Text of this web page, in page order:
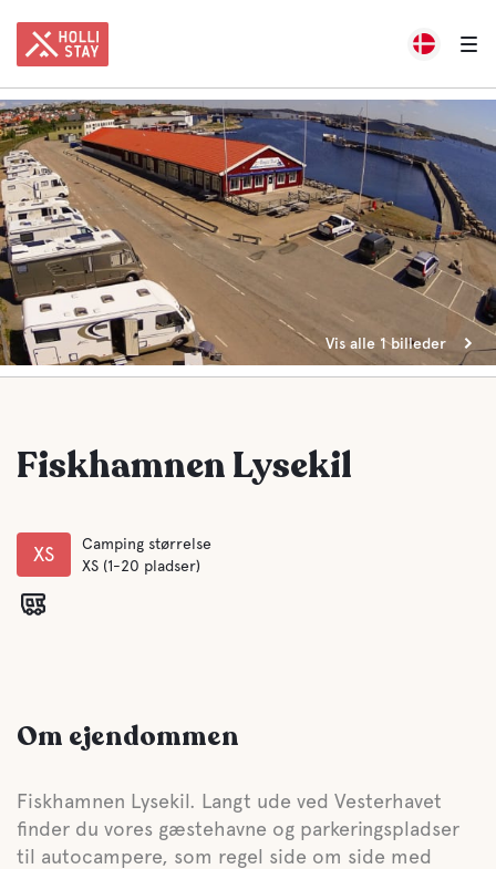
Vis alle 1 billeder
Fiskhamnen Lysekil
XS
Camping størrelse
XS (1-20 pladser)
Om ejendommen
Fiskhamnen Lysekil. Langt ude ved Vesterhavet
finder du vores gæstehavne og parkeringspladser
til autocampere, som regel side om side med